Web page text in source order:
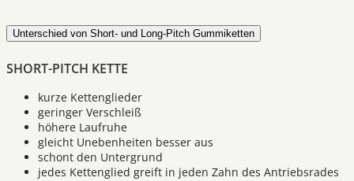
Unterschied von Short- und Long-Pitch Gummiketten
SHORT-PITCH KETTE
kurze Kettenglieder
geringer Verschleiß
höhere Laufruhe
gleicht Unebenheiten besser aus
schont den Untergrund
jedes Kettenglied greift in jeden Zahn des Antriebsrades